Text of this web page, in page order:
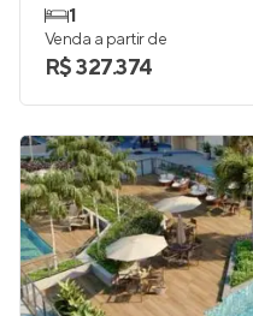
1
Venda a partir de
R$ 327.374